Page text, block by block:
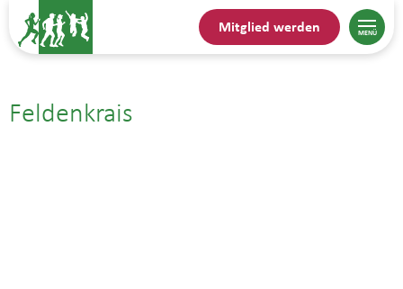
Mitglied werden
Feldenkrais